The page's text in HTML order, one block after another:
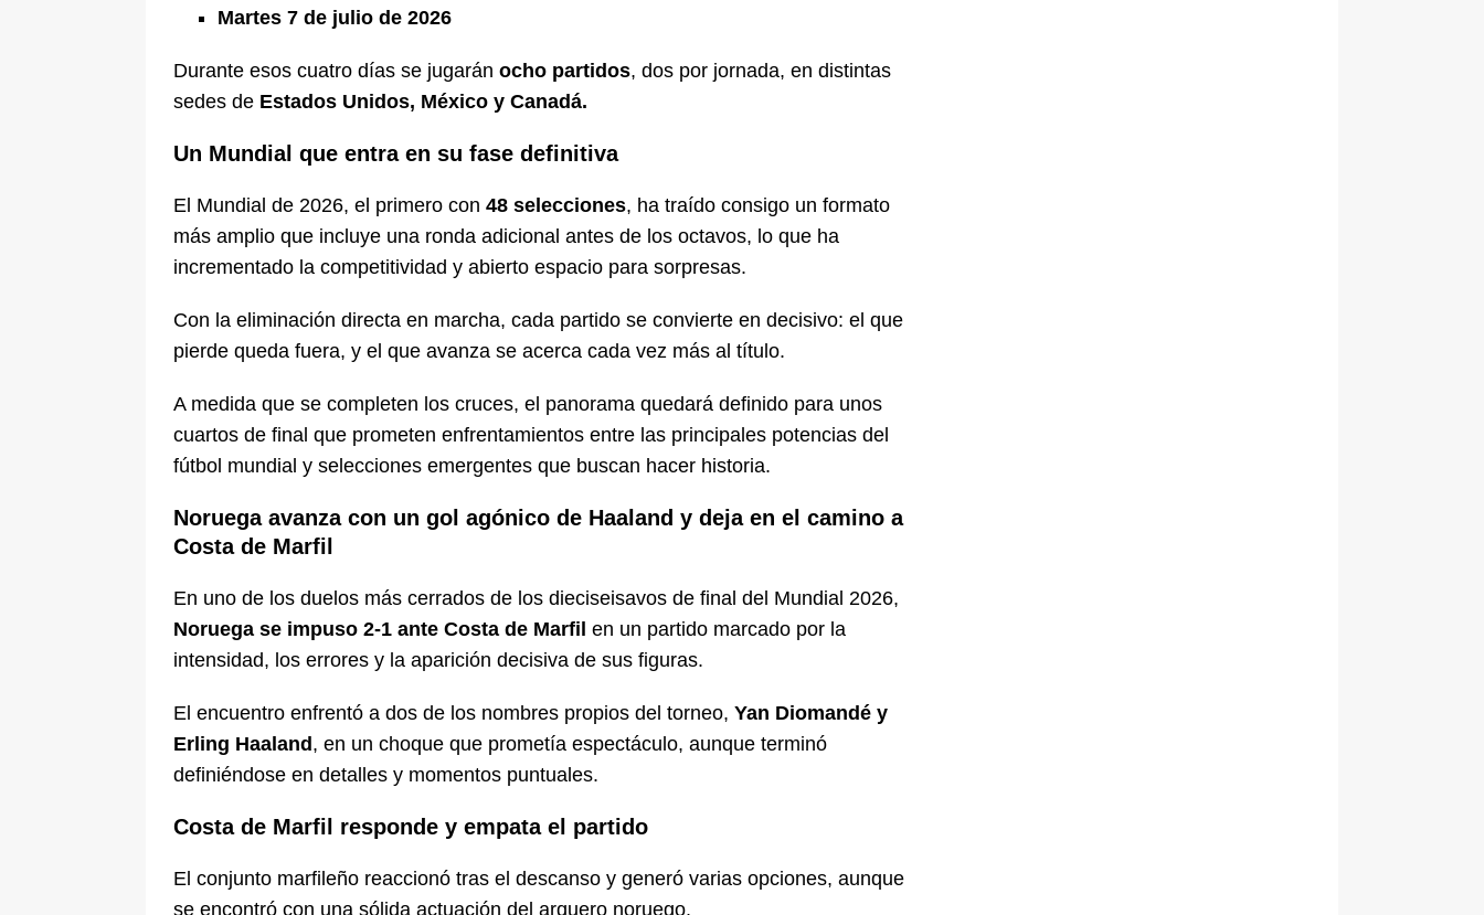
Martes 7 de julio de 2026
Durante esos cuatro días se jugarán ocho partidos, dos por jornada, en distintas
sedes de Estados Unidos, México y Canadá.
Un Mundial que entra en su fase definitiva
El Mundial de 2026, el primero con 48 selecciones, ha traído consigo un formato
más amplio que incluye una ronda adicional antes de los octavos, lo que ha
incrementado la competitividad y abierto espacio para sorpresas.
Con la eliminación directa en marcha, cada partido se convierte en decisivo: el que
pierde queda fuera, y el que avanza se acerca cada vez más al título.
A medida que se completen los cruces, el panorama quedará definido para unos
cuartos de final que prometen enfrentamientos entre las principales potencias del
fútbol mundial y selecciones emergentes que buscan hacer historia.
Noruega avanza con un gol agónico de Haaland y deja en el camino a
Costa de Marfil
En uno de los duelos más cerrados de los dieciseisavos de final del Mundial 2026,
Noruega se impuso 2-1 ante Costa de Marfil en un partido marcado por la
intensidad, los errores y la aparición decisiva de sus figuras.
El encuentro enfrentó a dos de los nombres propios del torneo, Yan Diomandé y
Erling Haaland , en un choque que prometía espectáculo, aunque terminó
definiéndose en detalles y momentos puntuales.
Costa de Marfil responde y empata el partido
El conjunto marfileño reaccionó tras el descanso y generó varias opciones, aunque
se encontró con una sólida actuación del arquero noruego.